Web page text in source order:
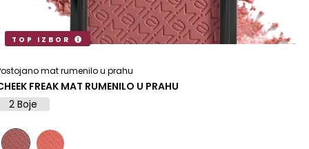
TOP IZBOR
mat rumenilo u prahu
FREAK MAT RUMENILO U PRAHU
2 Boje